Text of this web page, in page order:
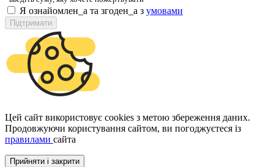
Я ознайомлен_а та згоден_а з умовами
Підтримати
Цей сайт використовує cookies з метою збереження даних.
Продовжуючи користування сайтом, ви погоджуєтеся із
правилами сайта
Прийняти і закрити